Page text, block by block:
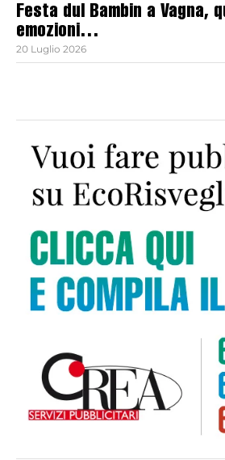
Festa dul Bambin a Vagna,
emozioni…
20 Luglio 2026